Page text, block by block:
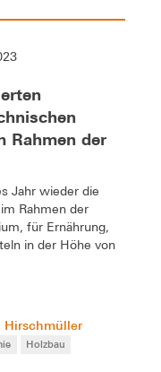
Rahmen der
Jahr wieder die
Rahmen der
für Ernährung,
in der Höhe von
Hirschmüller
Holzbau